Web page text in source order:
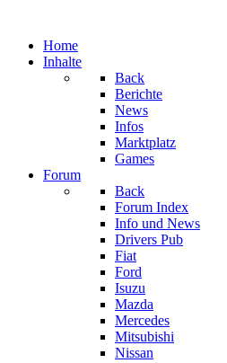
Home
Inhalte
Back
Berichte
News
Infos
Marktplatz
Games
Forum
Back
Forum Index
Info und News
Drivers Pub
Fiat
Ford
Isuzu
Mazda
Mercedes
Mitsubishi
Nissan